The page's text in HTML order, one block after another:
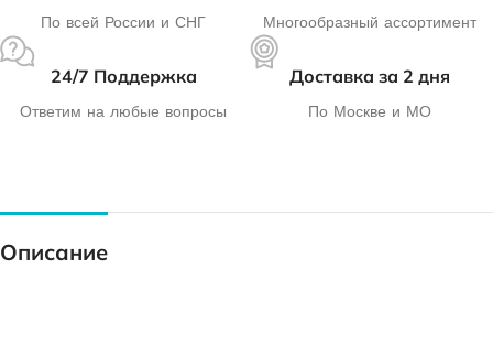
По всей России и СНГ Многообразный ассортимент
24/7 Поддержка
Ответим на любые вопросы
Доставка за 2 дня
По Москве и МО
Описание